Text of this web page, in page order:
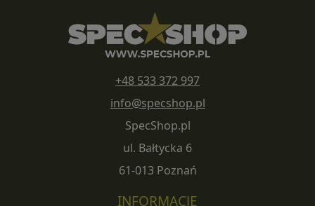
+48 533 372 997
info@specshop.pl
SpecShop.pl
ul. Bałtycka 6
61-013 Poznań
INFORMACJE